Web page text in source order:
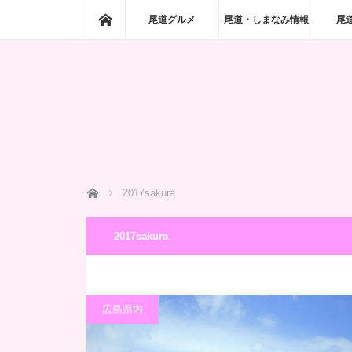
ホーム尾道グルメ 尾道・しまなみ情報 尾
ホーム 2017sakura
2017sakura
広島県内